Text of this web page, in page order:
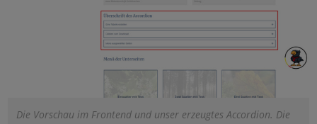
Die Vorschau im Frontend und unser erzeugtes Accordion. Die